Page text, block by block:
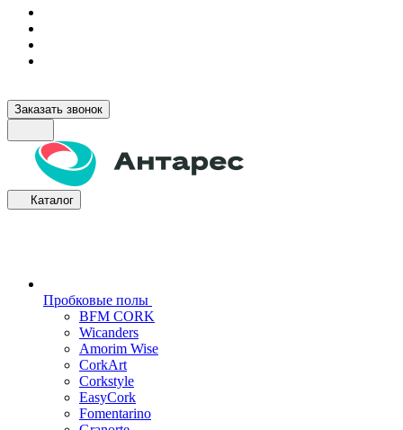
Заказать звонок
Каталог
Пробковые полы
BFM CORK
Wicanders
Amorim Wise
CorkArt
Corkstyle
EasyCork
Fomentarino